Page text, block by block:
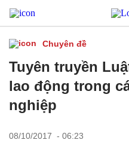
Chuyên đề
Tuyên truyền
lao động trong
nghiệp
08/10/2017 - 06:23